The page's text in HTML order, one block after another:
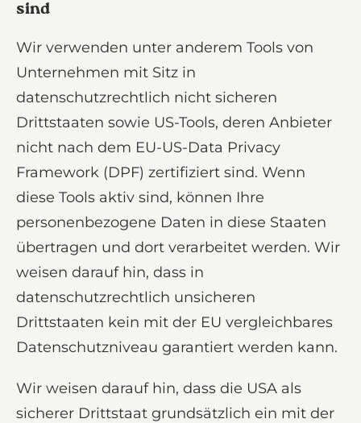
sind
Wir verwenden unter anderem Tools von
Unternehmen mit Sitz in
datenschutzrechtlich nicht sicheren
Drittstaaten sowie US-Tools, deren Anbieter
nicht nach dem EU-US-Data Privacy
Framework (DPF) zertifiziert sind. Wenn
diese Tools aktiv sind, können Ihre
personenbezogene Daten in diese Staaten
übertragen und dort verarbeitet werden. Wir
weisen darauf hin, dass in
datenschutzrechtlich unsicheren
Drittstaaten kein mit der EU vergleichbares
Datenschutzniveau garantiert werden kann.
Wir weisen darauf hin, dass die USA als
sicherer Drittstaat grundsätzlich ein mit der